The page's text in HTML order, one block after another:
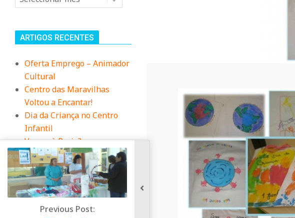
i
t
á
r
i
o
ARTIGOS RECENTES
Oferta Emprego – Animador
Cultural
Centro das Maravilhas
Voltou a Encantar!
Dia da Criança no Centro
Infantil
Vamos à Praia?
Duas das nossas
Educadoras, foram à
Biblioteca contar uma
história